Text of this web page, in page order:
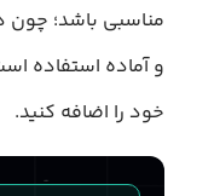
مناسبی باشد؛
و آماده استفاده
خود را اضافه کنید.